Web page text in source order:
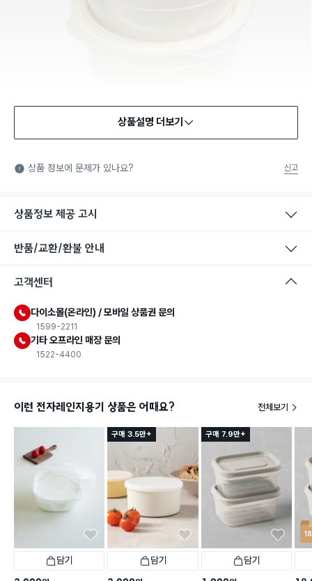
식품용 기구: 식품위생법에서 정한 규격에 따라 제조되어 식품 또
는 식품첨가물에 사용할 수 있는 식품용기구라는 표시입니다.
상품설명 더보기
상품 정보에 문제가 있나요? 신고
상품정보 제공 고시
반품/교환/환불 안내
고객센터
다이소몰(온라인) / 모바일 상품권 문의
1599-2211
기타 오프라인 매장 문의
1522-4400
이런 전자레인지용기 상품은 어때요? 전체보기
담기
구매 3.5만+
담기
구매 7.9만+
담기